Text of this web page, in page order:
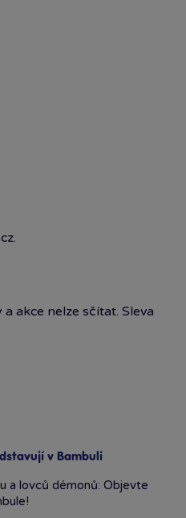
akce nelze sčítat. Sleva
v Bambuli
a lovců démonů: Objevte